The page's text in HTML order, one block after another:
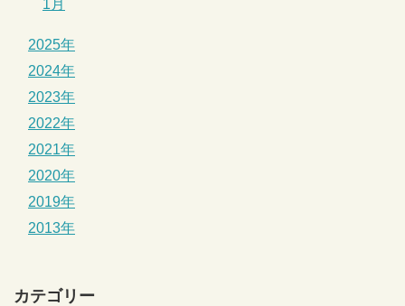
1月
2025年
2024年
2023年
2022年
2021年
2020年
2019年
2013年
カテゴリー